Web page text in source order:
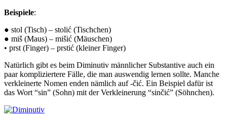
Beispiele:
● stol (Tisch) – stolić (Tischchen)
● miš (Maus) – mišić (Mäuschen)
• prst (Finger) – prstić (kleiner Finger)
Natürlich gibt es beim Diminutiv männlicher Substantive auch ein
paar kompliziertere Fälle, die man auswendig lernen sollte. Manche
verkleinerte Nomen enden nämlich auf -čić. Ein Beispiel dafür ist
das Wort “sin” (Sohn) mit der Verkleinerung “sinčić” (Söhnchen).